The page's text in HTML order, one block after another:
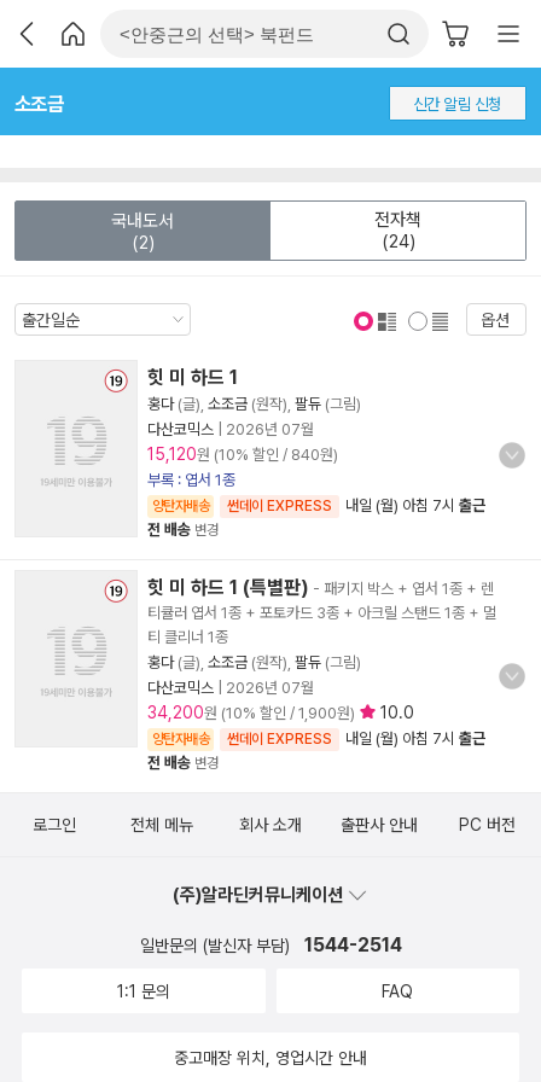
소조금 신간 알림 신청
국내도서
(2)
전자책
(24)
옵션
힛 미 하드 1
홍다(글), 소조금 (원작), 팔듀 (그림)
다산코믹스
2026년 07월
15,120원 (10% 할인 / 840원)
부록 : 엽서 1종
양탄자배송 썬데이 EXPRESS 내일 (월) 아침 7시 출근
전 배송 변경
힛 미 하드 1 (특별판) - 패키지 박스 + 엽서 1종 + 렌
티큘러 엽서 1종 + 포토카드 3종 + 아크릴 스탠드 1종 + 멀
티 클리너 1종
홍다(글), 소조금 (원작), 팔듀 (그림)
다산코믹스
2026년 07월
34,200원 (10% 할인 / 1,900원) 10.0
양탄자배송 썬데이 EXPRESS 내일 (월) 아침 7시 출근
전 배송 변경
로그인 전체 메뉴 회사 소개 출판사 안내 PC 버전
(주)알라딘커뮤니케이션
일반문의 (발신자 부담) 1544-2514
1:1 문의 FAQ
중고매장 위치, 영업시간 안내